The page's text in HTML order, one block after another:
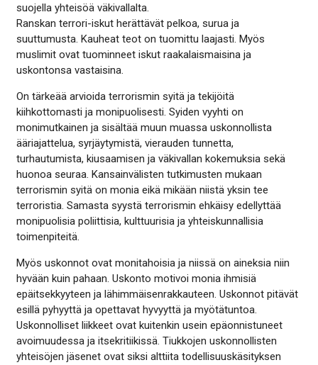
suojella yhteisöä väkivallalta.
Ranskan terrori-iskut herättävät pelkoa, surua ja
suuttumusta. Kauheat teot on tuomittu laajasti. Myös
muslimit ovat tuominneet iskut raakalaismaisina ja
uskontonsa vastaisina.
On tärkeää arvioida terrorismin syitä ja tekijöitä
kiihkottomasti ja monipuolisesti. Syiden vyyhti on
monimutkainen ja sisältää muun muassa uskonnollista
ääriajattelua, syrjäytymistä, vierauden tunnetta,
turhautumista, kiusaamisen ja väkivallan kokemuksia sekä
huonoa seuraa. Kansainvälisten tutkimusten mukaan
terrorismin syitä on monia eikä mikään niistä yksin tee
terroristia. Samasta syystä terrorismin ehkäisy edellyttää
monipuolisia poliittisia, kulttuurisia ja yhteiskunnallisia
toimenpiteitä.
Myös uskonnot ovat monitahoisia ja niissä on aineksia niin
hyvään kuin pahaan. Uskonto motivoi monia ihmisiä
epäitsekkyyteen ja lähimmäisenrakkauteen. Uskonnot pitävät
esillä pyhyyttä ja opettavat hyvyyttä ja myötätuntoa.
Uskonnolliset liikkeet ovat kuitenkin usein epäonnistuneet
avoimuudessa ja itsekritiikissä. Tiukkojen uskonnollisten
yhteisöjen jäsenet ovat siksi alttiita todellisuuskäsityksen